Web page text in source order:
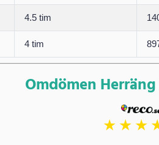
4.5 tim
4 tim
Omdömen
★★★